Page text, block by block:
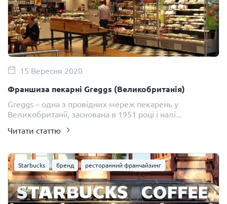
15 Вересня 2020
Франшиза пекарні Greggs (Великобританія)
Greggs – одна з провідних мереж пекарень у
Великобританії, заснована в 1951 році і налі...
Читати статтю
Starbucks бренд ресторанний франчайзинг